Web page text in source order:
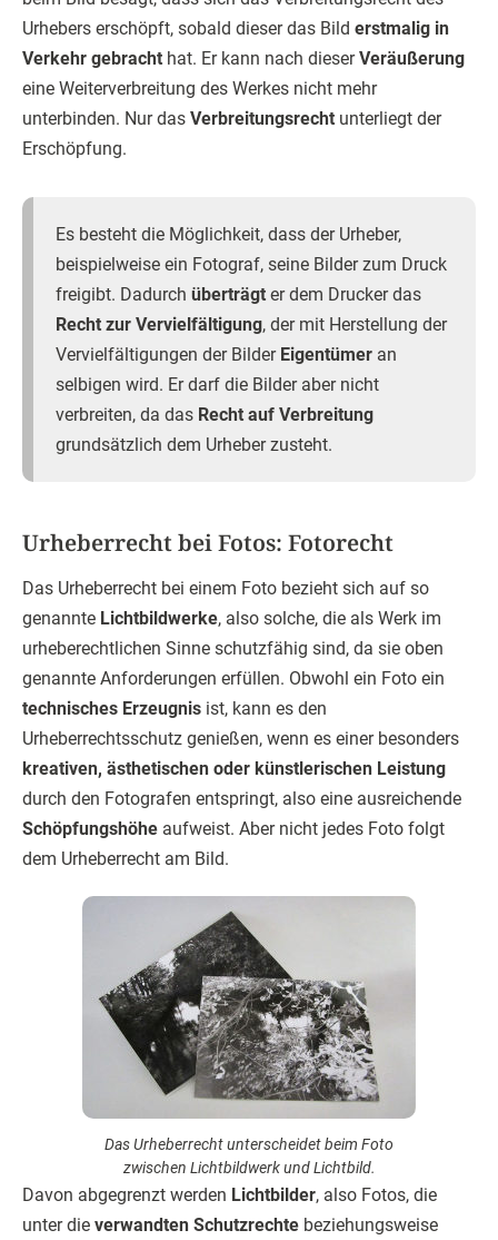
Urhebers erschöpft, sobald dieser das Bild erstmalig in
Verkehr gebracht hat. Er kann nach dieserVeräußerung
eine Weiterverbreitung des Werkes nicht mehr
unterbinden. Nur das Verbreitungsrecht unterliegt der
Erschöpfung.
Es besteht die Möglichkeit, dass der Urheber,
beispielweise ein Fotograf, seine Bilder zum Druck
freigibt. Dadurch überträgt er dem Drucker das
Recht zur Vervielfältigung, der mit Herstellung der
Vervielfältigungen der Bilder Eigentümer an
selbigen wird. Er darf die Bilder aber nicht
verbreiten, da das Recht auf Verbreitung
grundsätzlich dem Urheber zusteht.
Urheberrecht bei Fotos: Fotorecht
Das Urheberrecht bei einem Foto bezieht sich auf so
genannte Lichtbildwerke, also solche, die als Werk im
urheberechtlichen Sinne schutzfähig sind, da sie oben
genannte Anforderungen erfüllen. Obwohl ein Foto ein
technisches Erzeugnis ist, kann es den
Urheberrechtsschutz genießen, wenn es einer besonders
kreativen, ästhetischen oder künstlerischen Leistung
durch den Fotografen entspringt, also eine ausreichende
Schöpfungshöhe aufweist. Aber nicht jedes Foto folgt
dem Urheberrecht am Bild.
Das Urheberrecht unterscheidet beim Foto
zwischen Lichtbildwerk und Lichtbild.
Davon abgegrenzt werden Lichtbilder, also Fotos, die
unter die verwandten Schutzrechte beziehungsweise